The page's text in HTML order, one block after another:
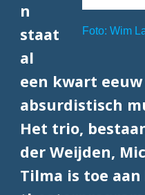
Foto: Wim
n
staat
al
een kwart
absurdistisch
Het trio,
der Weijden,
Tilma is toe